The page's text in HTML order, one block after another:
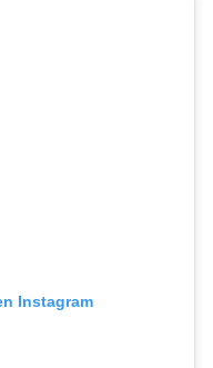
Instagram